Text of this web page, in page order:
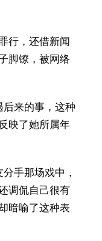
行，还借新闻
脚镣，被网络
来的事，这种
映了她所属年
手那场戏中，
调侃自己很有
暗喻了这种表